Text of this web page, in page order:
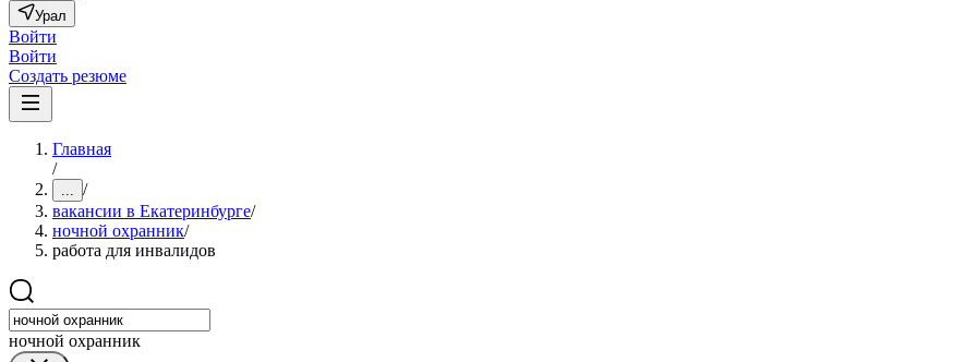
Урал
Войти
Войти
Создать резюме
Главная
/
... /
вакансии в Екатеринбурге/
ночной охранник/
работа для инвалидов
ночной охранник